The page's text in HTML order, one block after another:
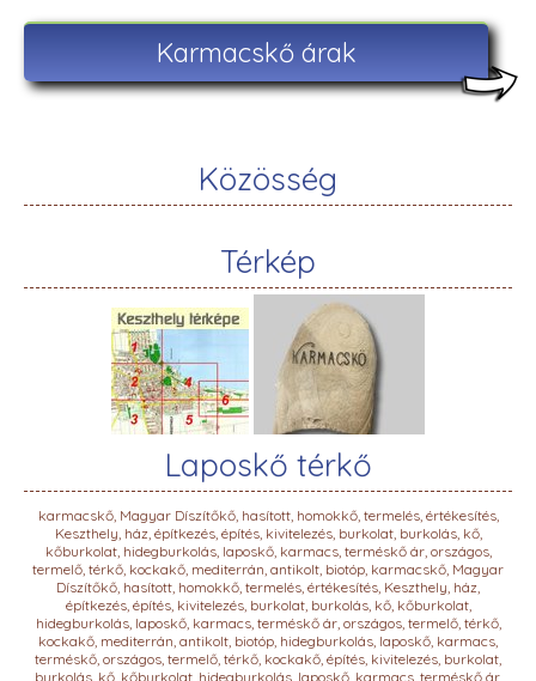
Karmacskő árak
Közösség
Térkép
Laposkő térkő
karmacskő, Magyar Díszítőkő, hasított, homokkő, termelés, értékesítés,
Keszthely, ház, építkezés, építés, kivitelezés, burkolat, burkolás, kő,
kőburkolat, hidegburkolás, laposkő, karmacs, terméskő ár, országos,
termelő, térkő, kockakő, mediterrán, antikolt, biotóp, karmacskő, Magyar
Díszítőkő, hasított, homokkő, termelés, értékesítés, Keszthely, ház,
építkezés, építés, kivitelezés, burkolat, burkolás, kő, kőburkolat,
hidegburkolás, laposkő, karmacs, terméskő ár, országos, termelő, térkő,
kockakő, mediterrán, antikolt, biotóp, hidegburkolás, laposkő, karmacs,
terméskő, országos, termelő, térkő, kockakő, építés, kivitelezés, burkolat,
burkolás, kő, kőburkolat, hidegburkolás, laposkő, karmacs, terméskő ár,